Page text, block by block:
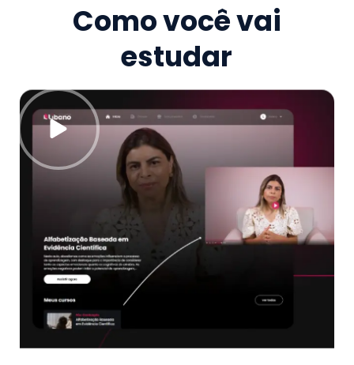
Como você vai
estudar